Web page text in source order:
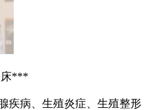
***
病、生殖炎症、生殖整形